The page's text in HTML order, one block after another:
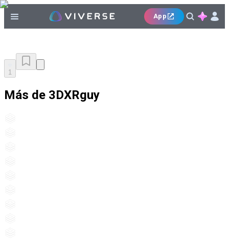
App
1
Más de 3DXRguy